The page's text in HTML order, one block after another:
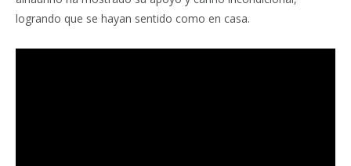
logrando que se hayan sentido como en casa.